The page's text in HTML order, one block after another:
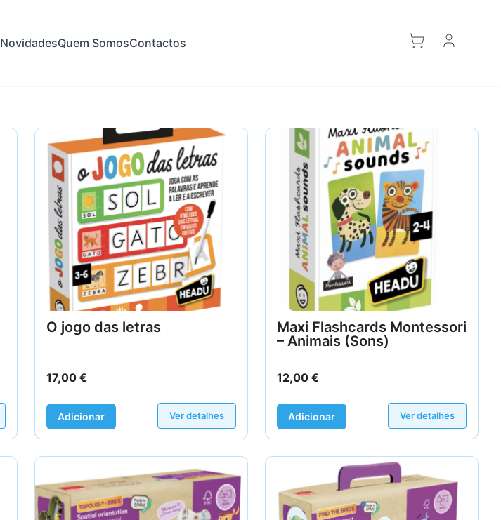
NovidadesQuem SomosContactos
O jogo das letras
17,00 €
Adicionar Ver detalhes
Maxi Flashcards Montessori
– Animais (Sons)
12,00 €
Adicionar Ver detalhes